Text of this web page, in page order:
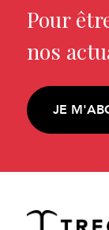
Pour
nos
JE